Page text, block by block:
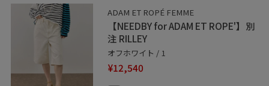
店舗通販も承っております。
在庫のお問い合わせ等もお気軽にお問い合わせください
LINEで福岡パルコスタッフに相談は【友だち追加】をタ
ADAM ET ROPÉ FEMME
【NEEDBY for ADAM ET ROPE'】別
注 RILLEY
オフホワイト / 1
¥12,540